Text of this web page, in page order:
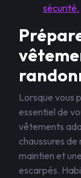
sécurité.
Lorsque vous
essentiel de
vêtements
chaussures
maintien et
escarpés.